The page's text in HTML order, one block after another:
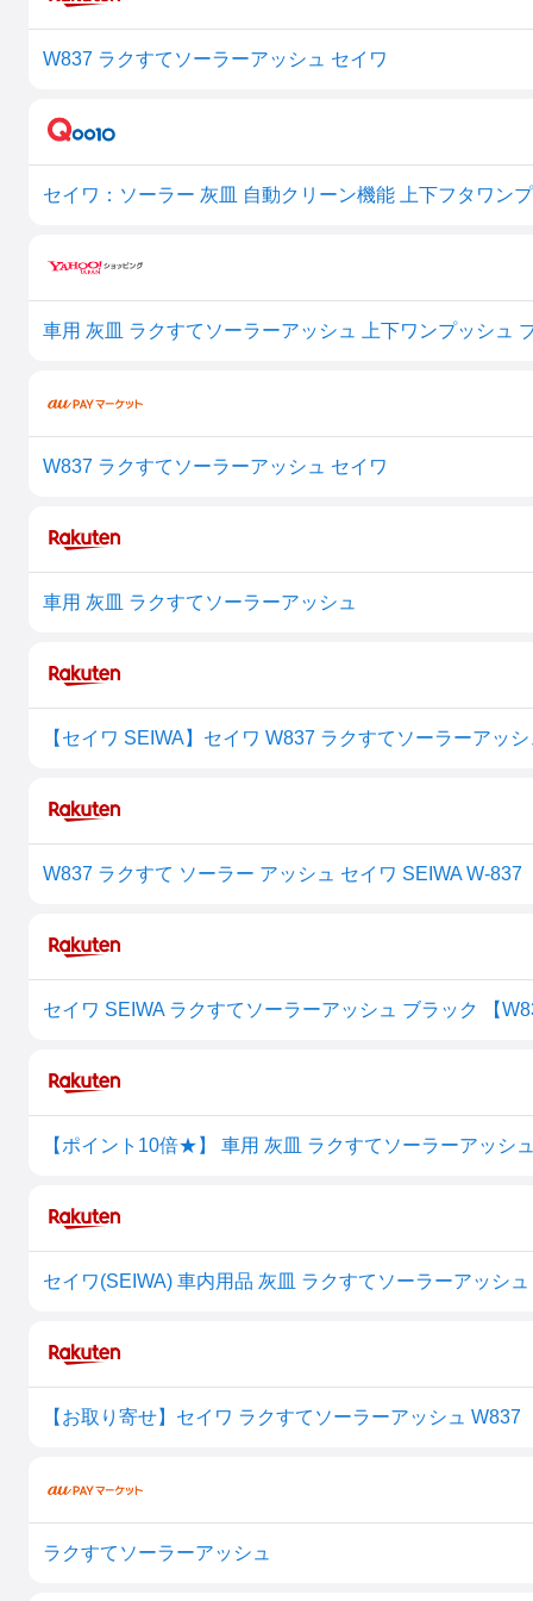
W837 ラクすてソーラーアッシュ セイワ
セイワ：ソーラー 灰皿 自動クリーン機能 上下フタワン
W837 ラクすてソーラーアッシュ セイワ
車用 灰皿 ラクすてソーラーアッシュ
【セイワ SEIWA】セイワ W837 ラクすてソーラーアッ
セイワ SEIWA ラクすてソーラーアッシュ ブラック 【
【お取り寄せ】セイワ ラクすてソーラーアッシュ W837
ラクすてソーラーアッシュ